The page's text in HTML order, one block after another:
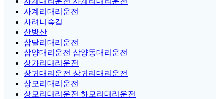
사계리대리운전
사려니숲길
산방산
삼달리대리운전
삼양대리운전 삼양동대리운전
상가리대리운전
상귀대리운전 상귀리대리운전
상모리대리운전
상모리대리운전 하모리대리운전